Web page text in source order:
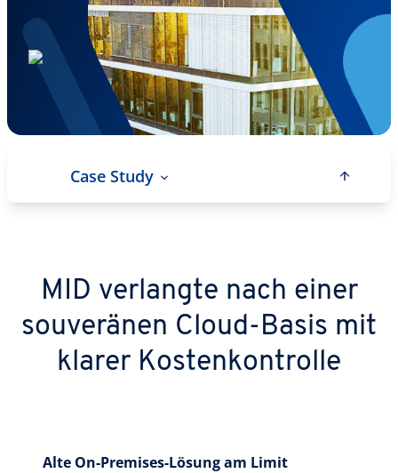
Case Study
MID verlangte nach einer
souveränen Cloud-Basis mit
klarer Kostenkontrolle
Alte On-Premises-Lösung am Limit